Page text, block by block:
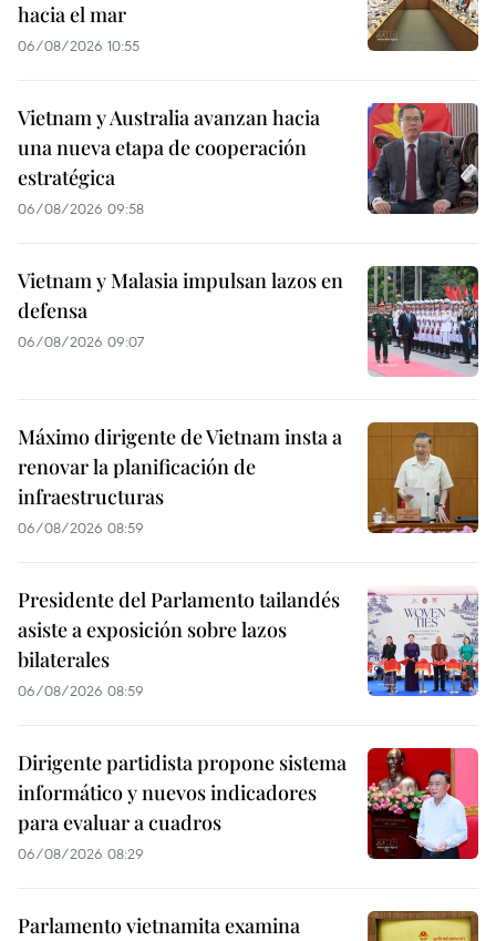
hacia el mar
06/08/2026 10:55
Vietnam y Australia avanzan hacia
una nueva etapa de cooperación
estratégica
06/08/2026 09:58
Vietnam y Malasia impulsan lazos en
defensa
06/08/2026 09:07
Máximo dirigente de Vietnam insta a
renovar la planificación de
infraestructuras
06/08/2026 08:59
Presidente del Parlamento tailandés
asiste a exposición sobre lazos
bilaterales
06/08/2026 08:59
Dirigente partidista propone sistema
informático y nuevos indicadores
para evaluar a cuadros
06/08/2026 08:29
Parlamento vietnamita examina